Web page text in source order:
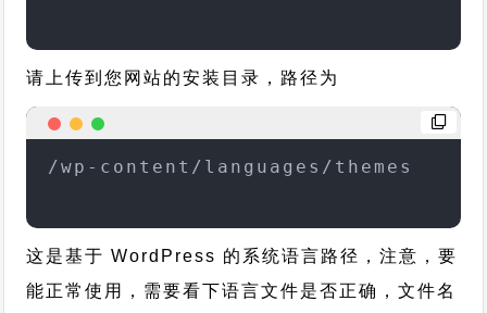
请上传到您网站的安装目录，路径为
/wp-content/languages/themes
这是基于 WordPress 的系统语言路径，注意，要
能正常使用，需要看下语言文件是否正确，文件名